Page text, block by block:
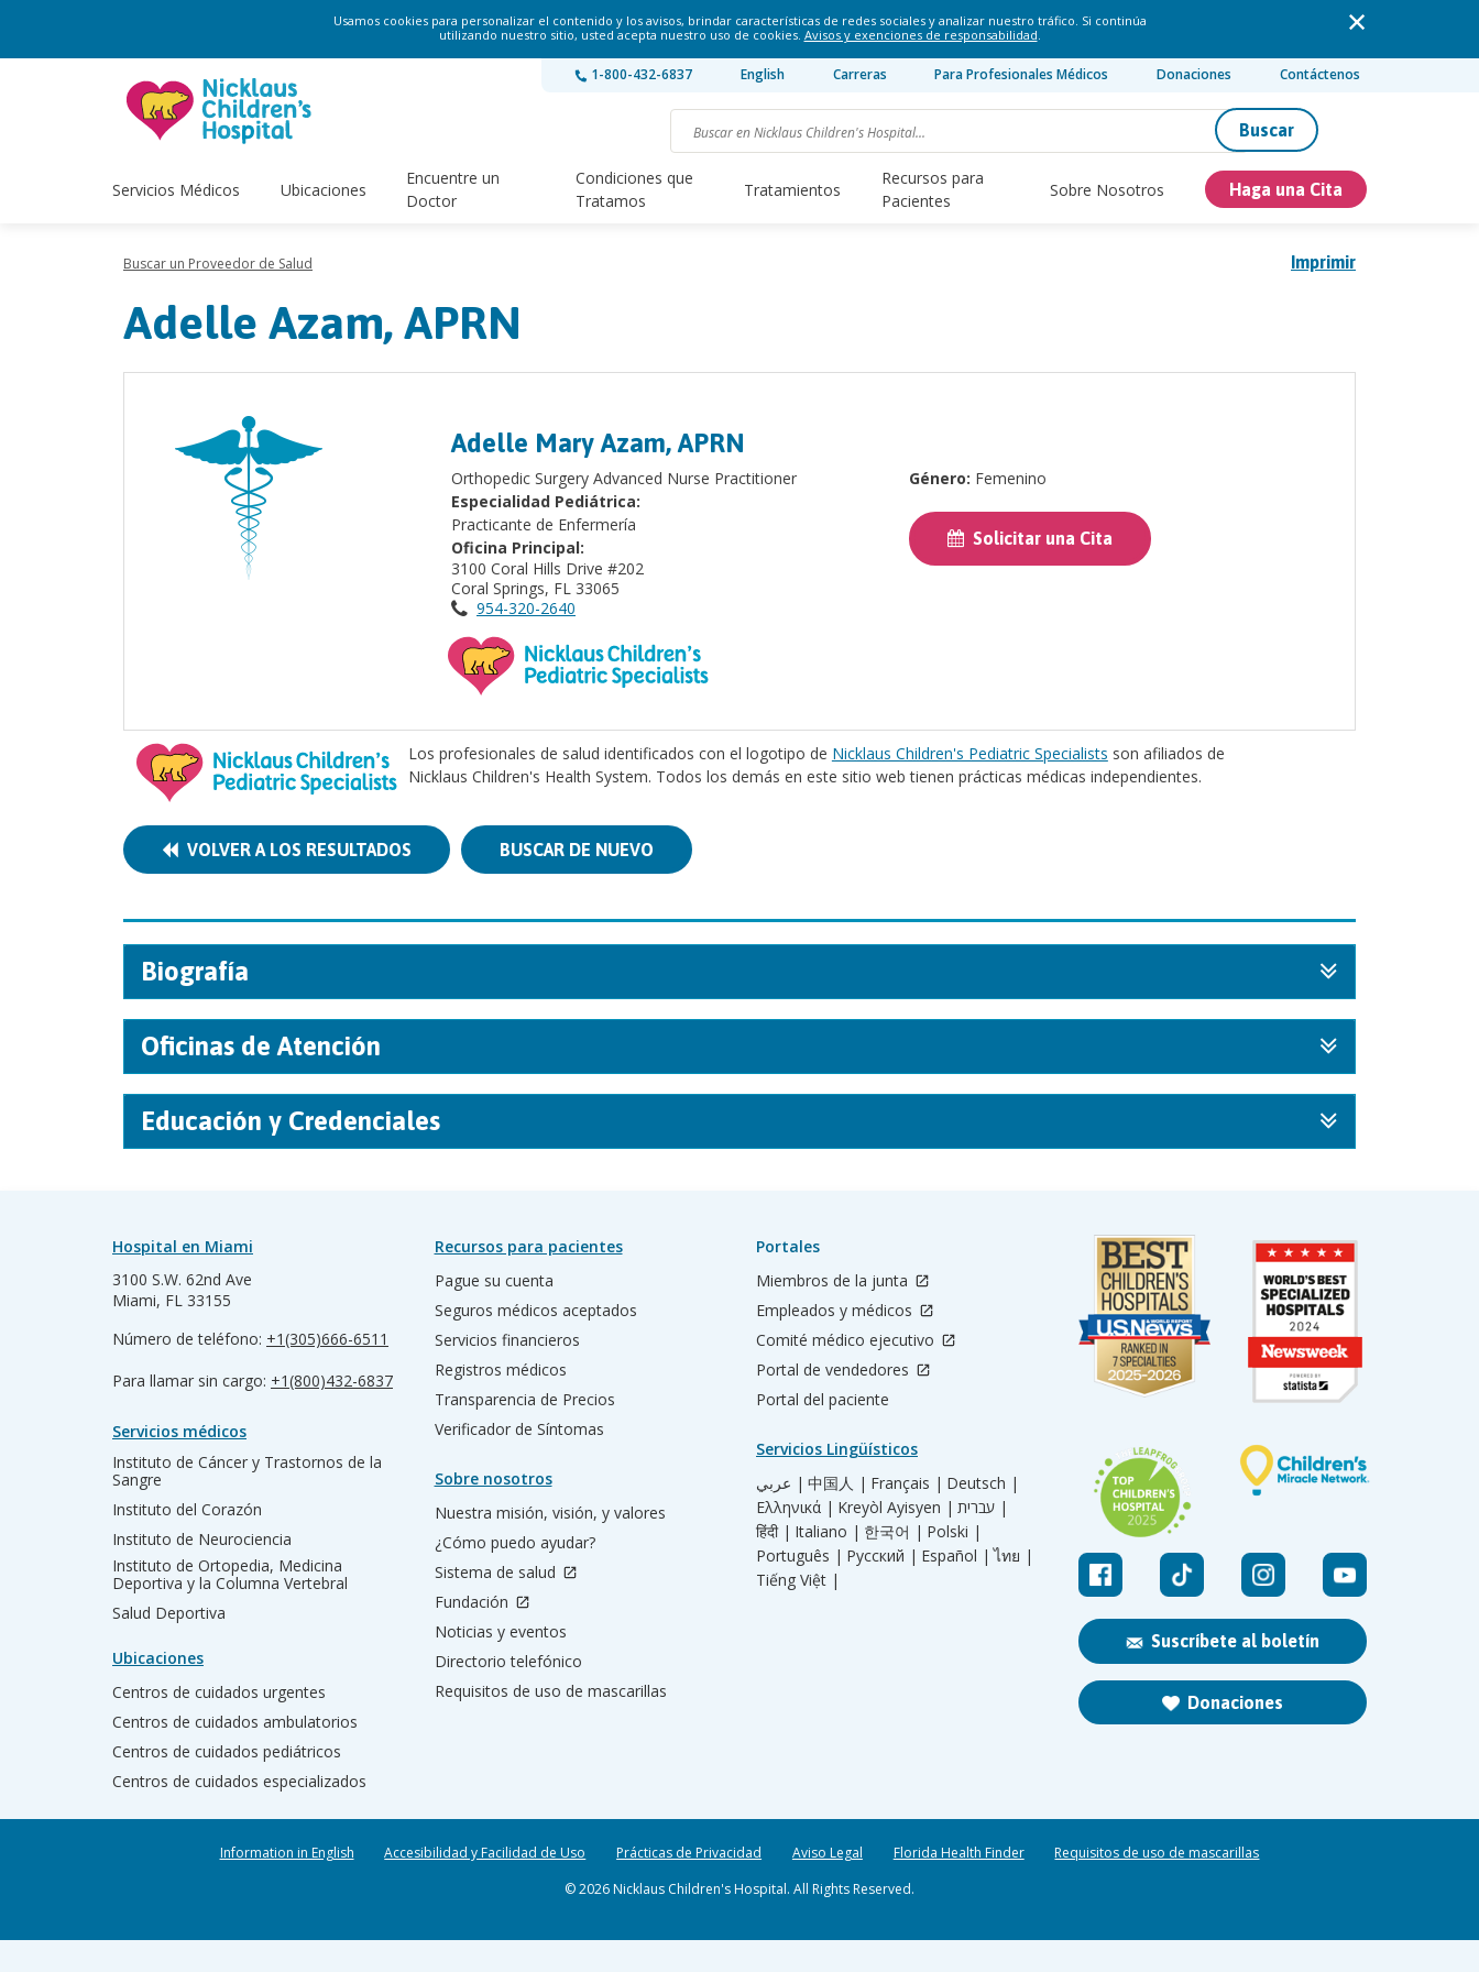
Usamos cookies para personalizar el contenido y los avisos, brindar características de redes sociales y analizar nuestro tráfico. Si continúa
utilizando nuestro sitio, usted acepta nuestro uso de cookies. Avisos y exenciones de responsabilidad.
1-800-432-6837 English Carreras Para Profesionales Médicos Donaciones Contáctenos
Buscar
Servicios Médicos Ubicaciones
Encuentre un
Doctor
Condiciones que
Tratamos
Tratamientos
Recursos para
Pacientes
Sobre Nosotros Haga una Cita
Imprimir
Buscar un Proveedor de Salud
Adelle Azam, APRN
Adelle Mary Azam, APRN
Orthopedic Surgery Advanced Nurse Practitioner
Especialidad Pediátrica:
Practicante de Enfermería
Oficina Principal:
3100 Coral Hills Drive #202
Coral Springs, FL 33065
954-320-2640
Género: Femenino
Solicitar una Cita
Los profesionales de salud identificados con el logotipo de Nicklaus Children's Pediatric Specialists son afiliados de
Nicklaus Children's Health System. Todos los demás en este sitio web tienen prácticas médicas independientes.
VOLVER A LOS RESULTADOS BUSCAR DE NUEVO
Biografía
Oficinas de Atención
Educación y Credenciales
Suscríbete al boletín
Donaciones
Hospital en Miami
3100 S.W. 62nd Ave
Miami, FL 33155
Número de teléfono: +1(305)666-6511
Para llamar sin cargo: +1(800)432-6837
Servicios médicos
Instituto de Cáncer y Trastornos de la
Sangre
Instituto del Corazón
Instituto de Neurociencia
Instituto de Ortopedia, Medicina
Deportiva y la Columna Vertebral
Salud Deportiva
Ubicaciones
Centros de cuidados urgentes
Centros de cuidados ambulatorios
Centros de cuidados pediátricos
Centros de cuidados especializados
Recursos para pacientes
Pague su cuenta
Seguros médicos aceptados
Servicios financieros
Registros médicos
Transparencia de Precios
Verificador de Síntomas
Sobre nosotros
Nuestra misión, visión, y valores
¿Cómo puedo ayudar?
Sistema de salud
Fundación
Noticias y eventos
Directorio telefónico
Requisitos de uso de mascarillas
Portales
Miembros de la junta
Empleados y médicos
Comité médico ejecutivo
Portal de vendedores
Portal del paciente
Servicios Lingüísticos
عربي | 中国人 | Français | Deutsch |
Ελληνικά | Kreyòl Ayisyen |
עברית |
हिंदी | Italiano | 한국어 | Polski |
Português | Русский | Español | ไทย |
Tiếng Việt |
Information in English Accesibilidad y Facilidad de Uso Prácticas de Privacidad Aviso Legal Florida Health Finder
Requisitos de uso de mascarillas
© 2026 Nicklaus Children's Hospital. All Rights Reserved.